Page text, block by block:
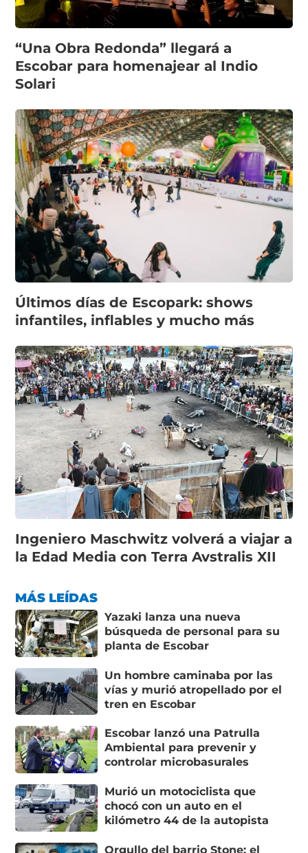
“Una Obra Redonda” llegará a
Escobar para homenajear al Indio
Solari
Últimos días de Escopark: shows
infantiles, inflables y mucho más
Ingeniero Maschwitz volverá a viajar a
la Edad Media con Terra Avstralis XII
MÁS LEÍDAS
Yazaki lanza una nueva
búsqueda de personal para su
planta de Escobar
Un hombre caminaba por las
vías y murió atropellado por el
tren en Escobar
Escobar lanzó una Patrulla
Ambiental para prevenir y
controlar microbasurales
Murió un motociclista que
chocó con un auto en el
kilómetro 44 de la autopista
Orgullo del barrio Stone: el